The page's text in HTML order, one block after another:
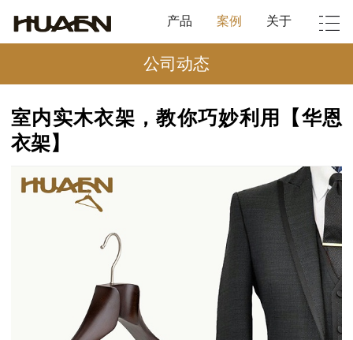
产品 案例 关于
公司动态
室内实木衣架，教你巧妙利用【华恩
衣架】